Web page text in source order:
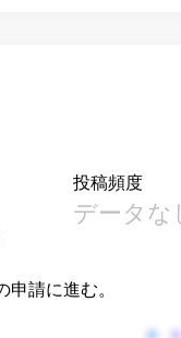
投稿頻度
データな
請に進む。